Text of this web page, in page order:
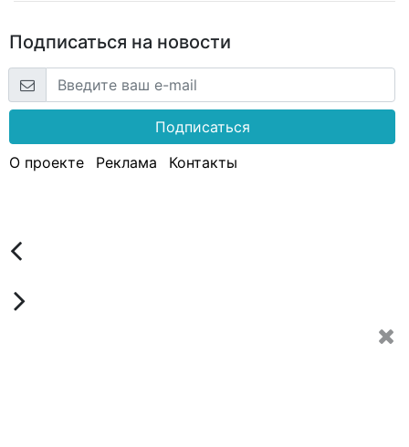
Подписаться на новости
Подписаться
О проекте
Реклама Контакты